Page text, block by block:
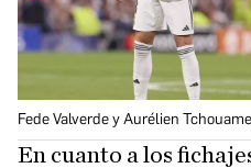
Fede Valverde y Aurélien
En cuanto a los